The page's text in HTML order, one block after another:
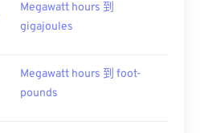
Megawatt hours 到
gigajoules
Megawatt hours 到 foot-
pounds